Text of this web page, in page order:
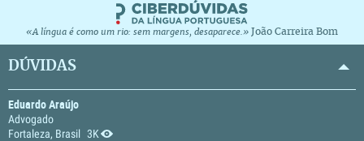
«A língua é como um rio: sem margens, desaparece.» João Carreira Bom
DÚVIDAS
Eduardo Araújo
Advogado
Fortaleza, Brasil 3K